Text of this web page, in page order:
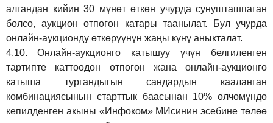
алгандан кийин 30 мүнөт өткөн учурда сунушташпаган
болсо, аукцион өтпөгөн катары таанылат. Бул учурда
онлайн-аукционду өткөрүүнүн жаңы күнү аныкталат.
4.10.
Онлайн-аукционго катышуу үчүн белгиленген
тартипте каттоодон өтпөгөн жана онлайн-аукционго
катыша тургандыгын сандардын кааланган
комбинациясынын старттык баасынан 10% өлчөмүндө
кепилденген акыны «Инфоком» МИсинин эсебине төлөө